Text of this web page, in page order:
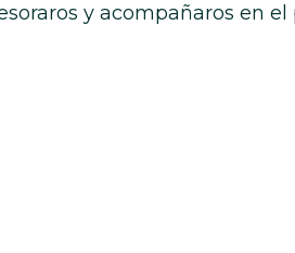
y acompañaros en el